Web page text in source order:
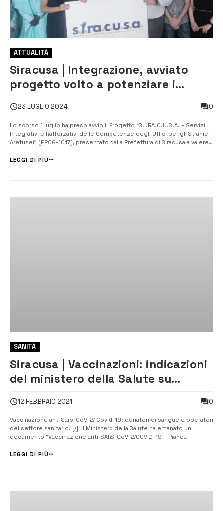
ATTUALITÀ
Siracusa | Integrazione, avviato
progetto volto a potenziare i
23 LUGLIO 2024 0
Lo scorso 1 luglio ha preso avvio il Progetto “S.I.RA.C.U.S.A. – Servizi
Integrativi e Rafforzativi delle Competenze degli Uffici per gli Stranieri
Aretusei” (PROG-1017), presentato dalla Prefettura di Siracusa a valere
e ammesso al finanziamento con decreto del Ministe...
LEGGI DI PIÙ
SANITÀ
Siracusa | Vaccinazioni: indicazioni
del ministero della Salute su
12 FEBBRAIO 2021 0
Vaccinazione anti Sars-CoV-2/ Covid-19: donatori di sangue e operatori
del settore sanitario. [/] Il Ministero della Salute ha emanato un
documento “Vaccinazione anti-SARS-CoV-2/COVID-19 – Piano
successiva Circolare ministeriale del 24 dicembre 2020
LEGGI DI PIÙ